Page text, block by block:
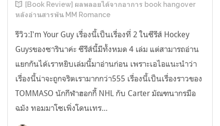
[Book Review] ผลพลอยได้จากอาการ book hangover
หลังอ่านสารพัน MM Romance
รีวิว:I'm Your Guy เรื่องนี้เป็นเรื่องที่ 2 ในซีรีส์ Hockey
Guysของซารินาค่ะ ซีรีส์นี้มีทั้งหมด 4 เล่ม แต่สามารถอ่าน
แยกกันได้เราหยิบเล่มนี้มาอ่านก่อน เพราะเอไอแนะนำว่า
เรื่องนี้น่าจะถูกจริตเรามากกว่า555 เรื่องนี้เป็นเรื่องราวของ
TOMMASO นักกีฬาฮอกกี้ NHL กับ Carter มัณฑนากรมือ
ฉมัง ทอมมาโซเพิ่งโดนเทร...